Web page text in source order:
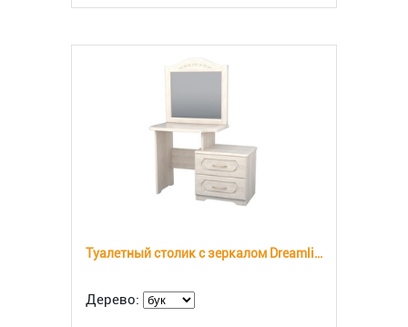
Туалетный столик с зеркалом Dreamline №1
Дерево: